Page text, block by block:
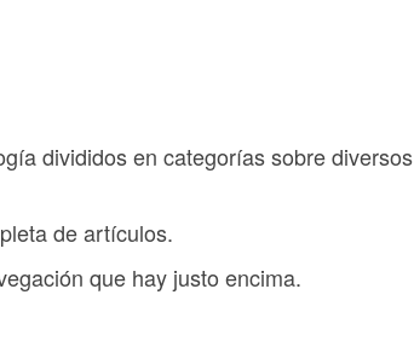
divididos en categorías sobre diversos
de artículos.
que hay justo encima.